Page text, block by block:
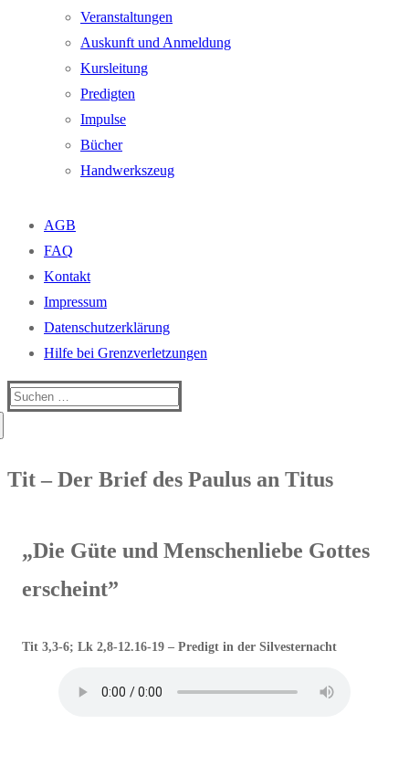
Veranstaltungen
Auskunft und Anmeldung
Kursleitung
Predigten
Impulse
Bücher
Handwerkszeug
AGB
FAQ
Kontakt
Impressum
Datenschutzerklärung
Hilfe bei Grenzverletzungen
Suchen
Tit – Der Brief des Paulus an Titus
„Die Güte und Menschenliebe Gottes
erscheint”
Tit 3,3-6; Lk 2,8-12.16-19 – Predigt in der Silvesternacht